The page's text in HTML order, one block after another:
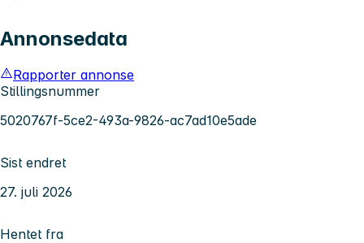
Annonsedata
Rapporter annonse
Stillingsnummer
5020767f-5ce2-493a-9826-ac7ad10e5ade
Sist endret
27. juli 2026
Hentet fra